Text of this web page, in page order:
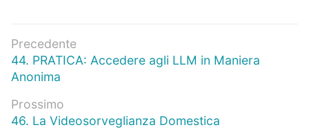
Navigazione
articoli
Precedente
Articolo
precedente:
44. PRATICA: Accedere agli LLM in Maniera
Anonima
Prossimo
Prossimo
46. La Videosorveglianza Domestica